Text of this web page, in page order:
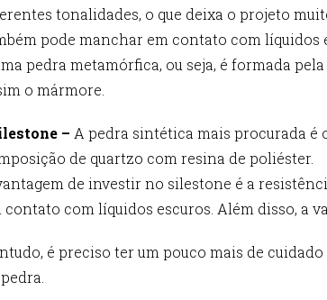
tonalidades, o que deixa o projeto
pode manchar em contato com líquidos
pedra metamórfica, ou seja, é formada
o mármore.
– A pedra sintética mais procurada é
de quartzo com resina de poliéster.
de investir no silestone é a
contato com líquidos escuros. Além disso, a
é preciso ter um pouco mais de